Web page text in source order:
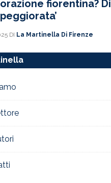
fiorentina? Di
DI La Martinella Di Firenze